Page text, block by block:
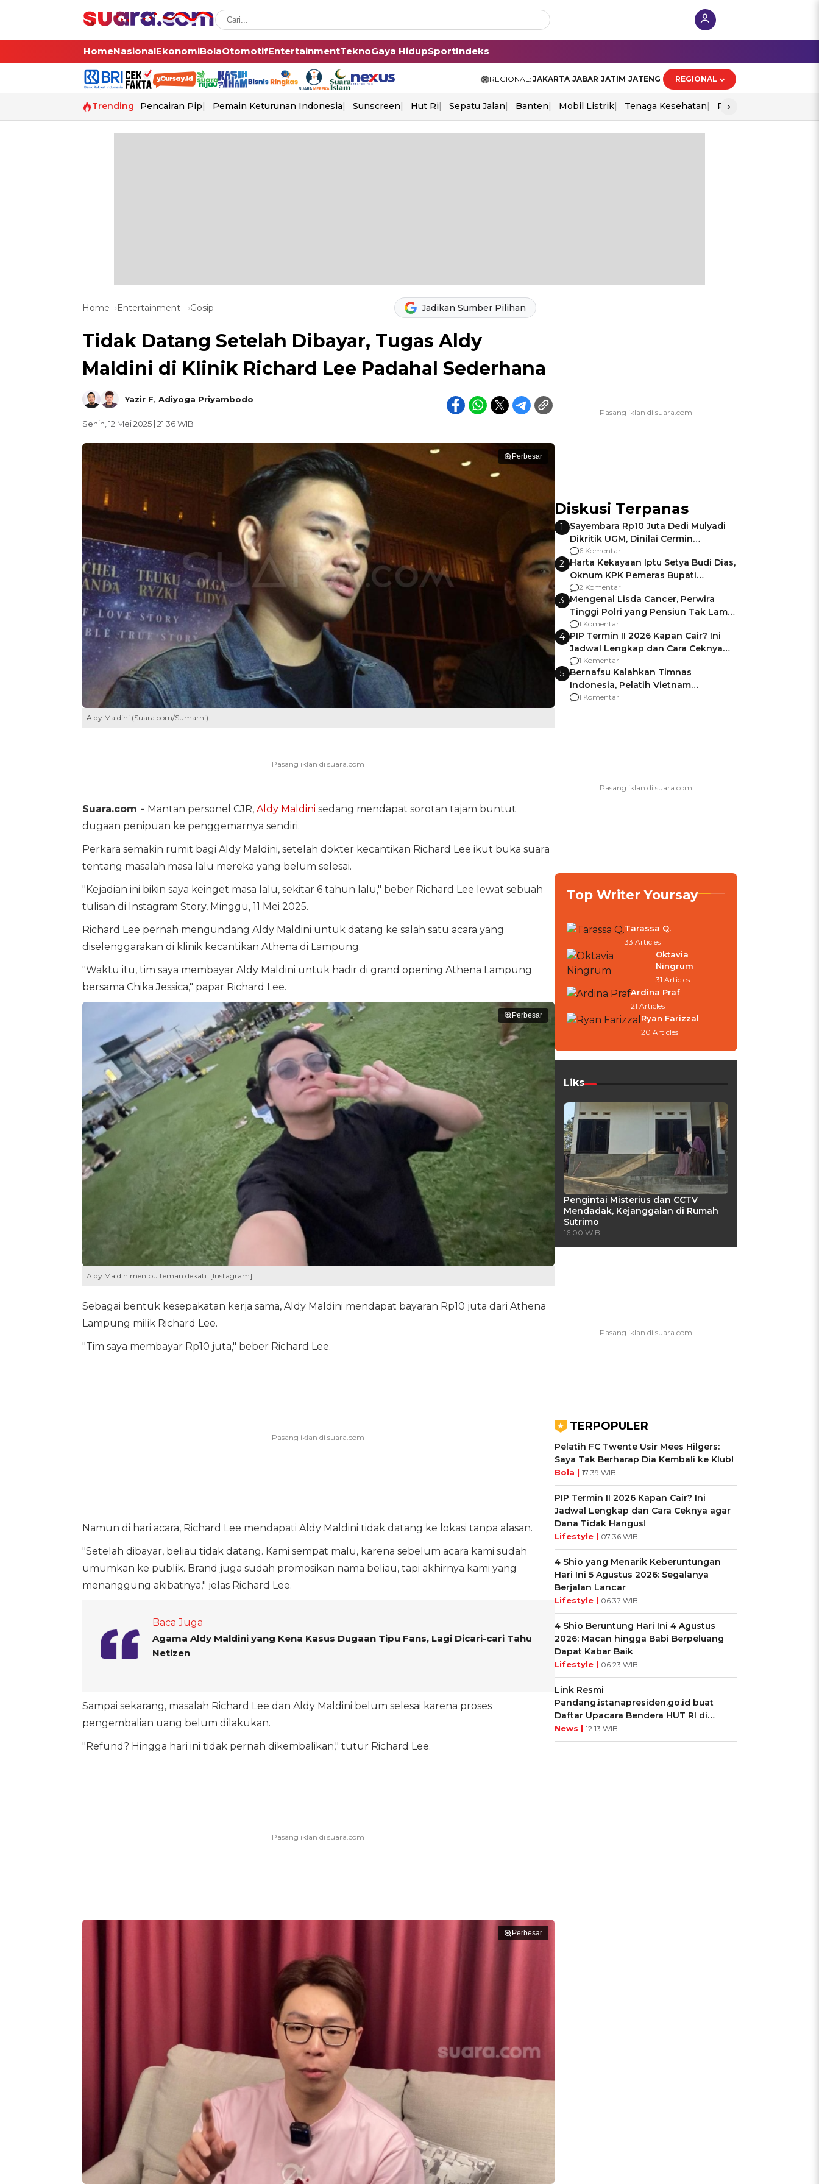
HomeNasionalEkonomiBolaOtomotifEntertainmentTeknoGaya HidupSportIndeks
REGIONAL: JAKARTA JABAR JATIM JATENG REGIONAL
Trending Pencairan Pip Pemain Keturunan Indonesia Sunscreen Hut Ri Sepatu Jalan Banten Mobil Listrik Tenaga Kesehatan Perang As-Iran
›
Home Entertainment Gosip Jadikan Sumber Pilihan
Tidak Datang Setelah Dibayar, Tugas Aldy
Maldini di Klinik Richard Lee Padahal Sederhana
Yazir F, Adiyoga Priyambodo
Senin, 12 Mei 2025 | 21:36 WIB
Perbesar
Aldy Maldini (Suara.com/Sumarni)
Suara.com - Mantan personel CJR, Aldy Maldini sedang mendapat sorotan tajam buntut
dugaan penipuan ke penggemarnya sendiri.
Perkara semakin rumit bagi Aldy Maldini, setelah dokter kecantikan Richard Lee ikut buka suara
tentang masalah masa lalu mereka yang belum selesai.
"Kejadian ini bikin saya keinget masa lalu, sekitar 6 tahun lalu," beber Richard Lee lewat sebuah
tulisan di Instagram Story, Minggu, 11 Mei 2025.
Richard Lee pernah mengundang Aldy Maldini untuk datang ke salah satu acara yang
diselenggarakan di klinik kecantikan Athena di Lampung.
"Waktu itu, tim saya membayar Aldy Maldini untuk hadir di grand opening Athena Lampung
bersama Chika Jessica," papar Richard Lee.
Perbesar
Aldy Maldin menipu teman dekati. [Instagram]
Sebagai bentuk kesepakatan kerja sama, Aldy Maldini mendapat bayaran Rp10 juta dari Athena
Lampung milik Richard Lee.
"Tim saya membayar Rp10 juta," beber Richard Lee.
Namun di hari acara, Richard Lee mendapati Aldy Maldini tidak datang ke lokasi tanpa alasan.
"Setelah dibayar, beliau tidak datang. Kami sempat malu, karena sebelum acara kami sudah
umumkan ke publik. Brand juga sudah promosikan nama beliau, tapi akhirnya kami yang
menanggung akibatnya," jelas Richard Lee.
Baca Juga
Agama Aldy Maldini yang Kena Kasus Dugaan Tipu Fans, Lagi Dicari-cari Tahu
Netizen
Sampai sekarang, masalah Richard Lee dan Aldy Maldini belum selesai karena proses
pengembalian uang belum dilakukan.
"Refund? Hingga hari ini tidak pernah dikembalikan," tutur Richard Lee.
Perbesar
Diskusi Terpanas
1
Sayembara Rp10 Juta Dedi Mulyadi
Dikritik UGM, Dinilai Cermin
Gagalnya Negara Jamin Keamanan
6 Komentar
2 Harta Kekayaan Iptu Setya Budi Dias,
Oknum KPK Pemeras Bupati
Pemalang
2 Komentar
3 Mengenal Lisda Cancer, Perwira
Tinggi Polri yang Pensiun Tak Lama
Usai Jadi Brigjen
1 Komentar
4 PIP Termin II 2026 Kapan Cair? Ini
Jadwal Lengkap dan Cara Ceknya
agar Dana Tidak Hangus!
1 Komentar
5 Bernafsu Kalahkan Timnas
Indonesia, Pelatih Vietnam
Berencana Pakai Jimat di Pakansari
1 Komentar
Top Writer Yoursay
Tarassa Q.
33 Articles
Oktavia
Ningrum
31 Articles
Ardina Praf
21 Articles
Ryan Farizzal
20 Articles
Liks
Pengintai Misterius dan CCTV
Mendadak, Kejanggalan di Rumah
Sutrimo
16:00 WIB
TERPOPULER
Pelatih FC Twente Usir Mees Hilgers:
Saya Tak Berharap Dia Kembali ke Klub!
Bola | 17:39 WIB
PIP Termin II 2026 Kapan Cair? Ini
Jadwal Lengkap dan Cara Ceknya agar
Dana Tidak Hangus!
Lifestyle | 07:36 WIB
4 Shio yang Menarik Keberuntungan
Hari Ini 5 Agustus 2026: Segalanya
Berjalan Lancar
Lifestyle | 06:37 WIB
4 Shio Beruntung Hari Ini 4 Agustus
2026: Macan hingga Babi Berpeluang
Dapat Kabar Baik
Lifestyle | 06:23 WIB
Link Resmi
Pandang.istanapresiden.go.id buat
Daftar Upacara Bendera HUT RI di
Istana Negara
News | 12:13 WIB